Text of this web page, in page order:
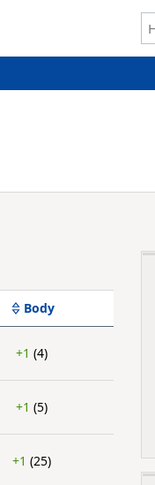
Body
+1 (4)
+1 (5)
+1 (25)